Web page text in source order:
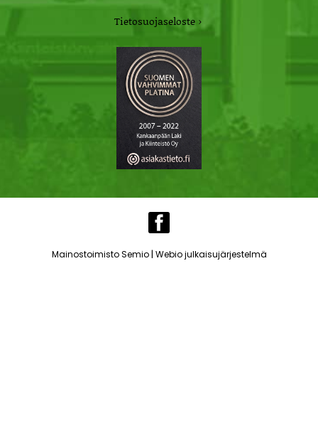
Tietosuojaseloste ›
Mainostoimisto Semio| Webio julkaisujärjestelmä